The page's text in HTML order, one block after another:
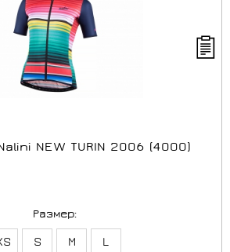
NEW TURIN 2006 (4000)
Размер:
S M L